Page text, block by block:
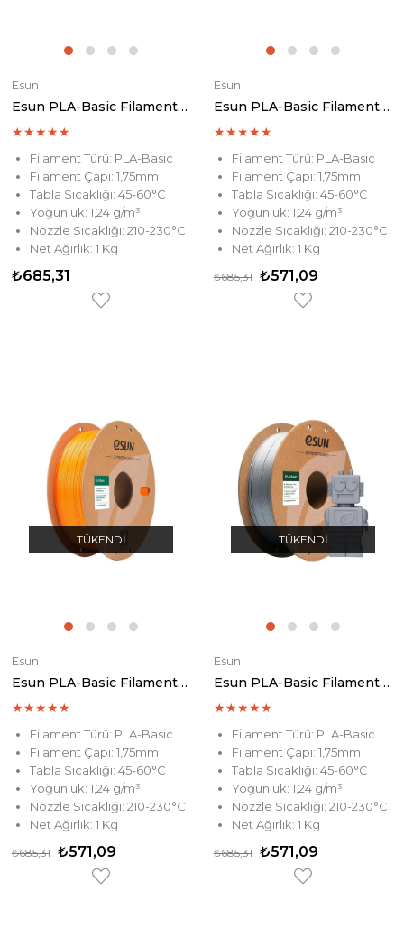
Esun
Esun PLA-Basic Filament Black
★★★★★
Filament Türü: PLA-Basic
Filament Çapı: 1,75mm
Tabla Sıcaklığı: 45-60°C
Yoğunluk: 1,24 g/m³
Nozzle Sıcaklığı: 210-230°C
Net Ağırlık: 1 Kg
₺685,31
Esun
Esun PLA-Basic Filament Grey
★★★★★
Filament Türü: PLA-Basic
Filament Çapı: 1,75mm
Tabla Sıcaklığı: 45-60°C
Yoğunluk: 1,24 g/m³
Nozzle Sıcaklığı: 210-230°C
Net Ağırlık: 1 Kg
₺571,09
₺685,31
TÜKENDI
Esun
Esun PLA-Basic Filament Orange
★★★★★
Filament Türü: PLA-Basic
Filament Çapı: 1,75mm
Tabla Sıcaklığı: 45-60°C
Yoğunluk: 1,24 g/m³
Nozzle Sıcaklığı: 210-230°C
Net Ağırlık: 1 Kg
₺571,09
₺685,31
TÜKENDI
Esun
Esun PLA-Basic Filament Silver
★★★★★
Filament Türü: PLA-Basic
Filament Çapı: 1,75mm
Tabla Sıcaklığı: 45-60°C
Yoğunluk: 1,24 g/m³
Nozzle Sıcaklığı: 210-230°C
Net Ağırlık: 1 Kg
₺571,09
₺685,31